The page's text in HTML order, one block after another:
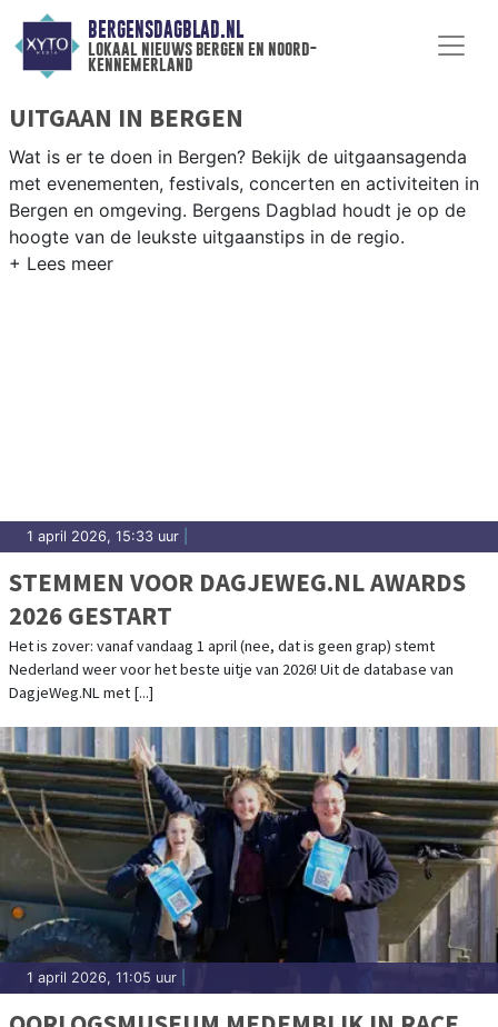
BERGENSDAGBLAD.NL
lokaal nieuws bergen en noord-
kennemerland
UITGAAN IN BERGEN
Wat is er te doen in Bergen? Bekijk de uitgaansagenda
met evenementen, festivals, concerten en activiteiten in
Bergen en omgeving. Bergens Dagblad houdt je op de
hoogte van de leukste uitgaanstips in de regio.
1 april 2026, 15:33 uur
STEMMEN VOOR DAGJEWEG.NL AWARDS
2026 GESTART
Het is zover: vanaf vandaag 1 april (nee, dat is geen grap) stemt
Nederland weer voor het beste uitje van 2026! Uit de database van
DagjeWeg.NL met [...]
1 april 2026, 11:05 uur